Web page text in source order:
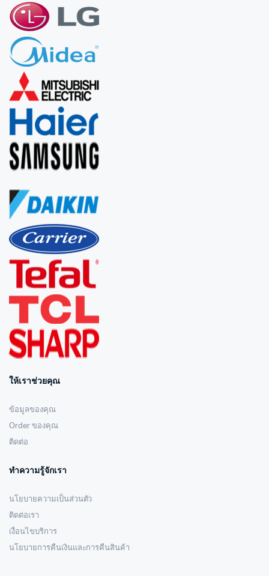
ให้เราช่วยคุณ
ข้อมูลของคุณ
Order ของคุณ
ติดต่อ
ทำความรู้จักเรา
นโยบายความเป็นส่วนตัว
ติดต่อเรา
เงื่อนไขบริการ
นโยบายการคืนเงินและการคืนสินค้า